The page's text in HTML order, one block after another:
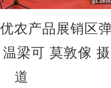
农产品展销区
梁可 莫敦傢
道